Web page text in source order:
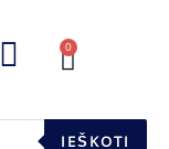
0
Cart
IEŠKOTI